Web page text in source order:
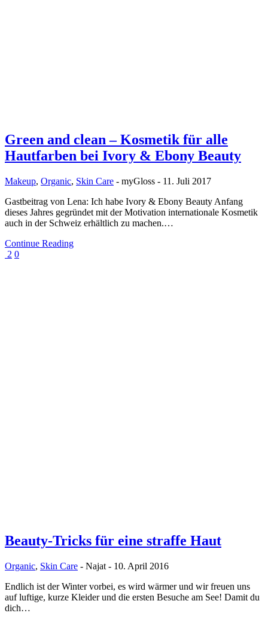
Green and clean – Kosmetik für alle
Hautfarben bei Ivory & Ebony Beauty
Makeup, Organic, Skin Care - myGloss - 11. Juli 2017
Gastbeitrag von Lena: Ich habe Ivory & Ebony Beauty Anfang
dieses Jahres gegründet mit der Motivation internationale Kosmetik
auch in der Schweiz erhältlich zu machen.…
Continue Reading
2 0
Beauty-Tricks für eine straffe Haut
Organic, Skin Care - Najat - 10. April 2016
Endlich ist der Winter vorbei, es wird wärmer und wir freuen uns
auf luftige, kurze Kleider und die ersten Besuche am See! Damit du
dich…